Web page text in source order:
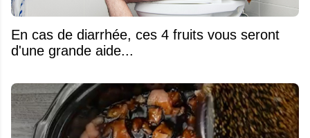
En cas de diarrhée, ces 4 fruits vous seront
d'une grande aide...